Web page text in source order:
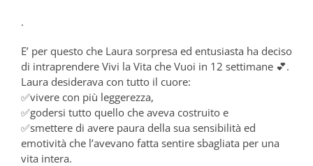
.
E’ per questo che Laura sorpresa ed entusiasta ha deciso
di intraprendere Vivi la Vita che Vuoi in 12 settimane 💕.
Laura desiderava con tutto il cuore:
✅vivere con più leggerezza,
✅godersi tutto quello che aveva costruito e
✅smettere di avere paura della sua sensibilità ed
emotività che l’avevano fatta sentire sbagliata per una
vita intera.